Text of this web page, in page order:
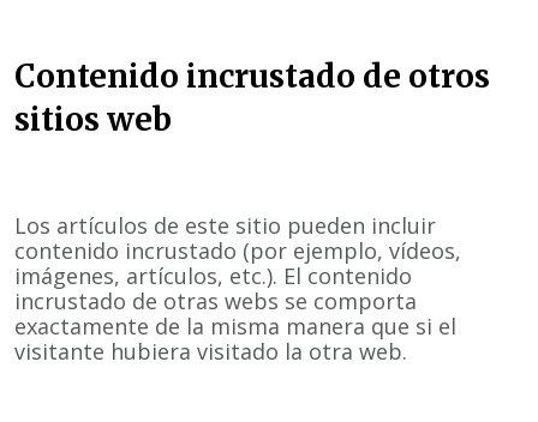
Contenido incrustado de otros
sitios web
Los artículos de este sitio pueden incluir
contenido incrustado (por ejemplo, vídeos,
imágenes, artículos, etc.). El contenido
incrustado de otras webs se comporta
exactamente de la misma manera que si el
visitante hubiera visitado la otra web.